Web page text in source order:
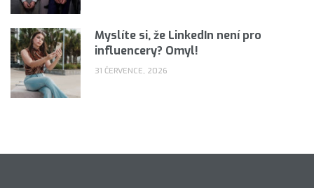
Myslíte si, že LinkedIn není pro
influencery? Omyl!
31 ČERVENCE, 2026